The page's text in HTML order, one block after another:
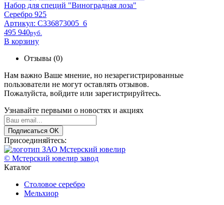
Набор для специй "Виноградная лоза"
Серебро 925
Артикул: C336873005_6
495 940pyб.
В корзину
Отзывы (0)
Нам важно Ваше мнение, но незарегистрированные
пользователи не могут оставлять отзывов.
Пожалуйста, войдите или зарегистрируйтесь.
Узнавайте первыми о новостях и акциях
Подписаться OK
Присоединяйтесь:
© Мстерский ювелир завод
Каталог
Столовое серебро
Мельхиор